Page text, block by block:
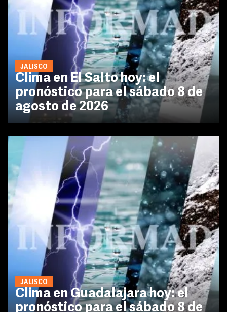
JALISCO
Clima en El Salto hoy: el
pronóstico para el sábado 8 de
agosto de 2026
JALISCO
Clima en Guadalajara hoy: el
pronóstico para el sábado 8 de